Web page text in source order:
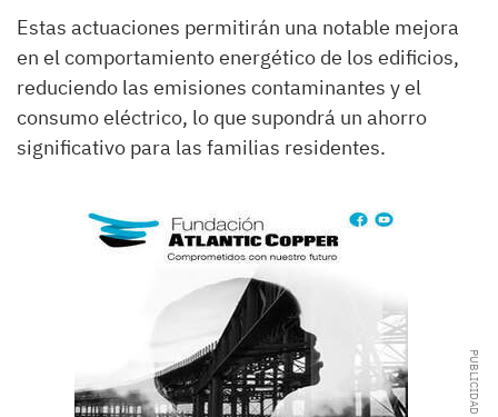
Estas actuaciones permitirán una notable mejora
en el comportamiento energético de los edificios,
reduciendo las emisiones contaminantes y el
consumo eléctrico, lo que supondrá un ahorro
significativo para las familias residentes.